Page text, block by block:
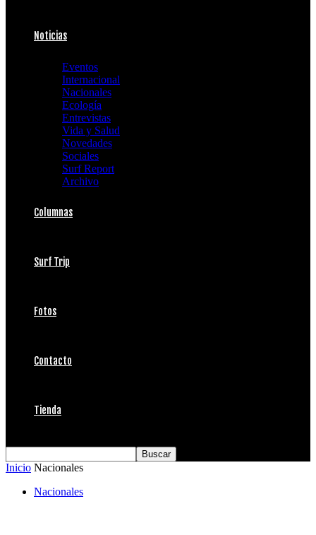
Noticias
Eventos
Internacional
Nacionales
Ecología
Entrevistas
Vida y Salud
Novedades
Sociales
Surf Report
Archivo
Columnas
Surf Trip
Fotos
Contacto
Tienda
Inicio Nacionales
Nacionales